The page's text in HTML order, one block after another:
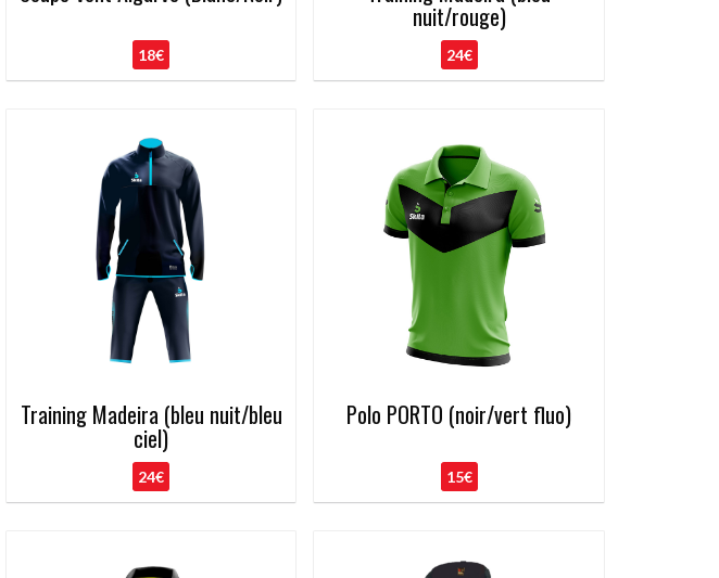
18€
nuit/rouge)
24€
Training Madeira (bleu nuit/bleu
ciel)
24€
Polo PORTO (noir/vert fluo)
15€